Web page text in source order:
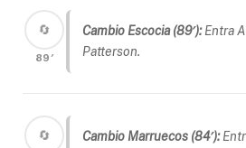
🔄
89′
Cambio Escocia (89′):Entra
Patterson.
🔄 Cambio Marruecos (84′):